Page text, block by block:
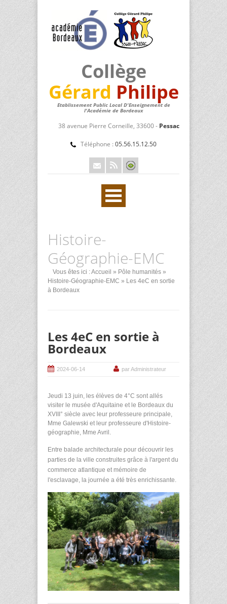
Collège
Gérard Philipe
Etablissement Public Local D'Enseignement de
l'Académie de Bordeaux
38 avenue Pierre Corneille, 33600 - Pessac
Téléphone : 05.56.15.12.50
Histoire-
Géographie-EMC
Vous êtes ici :Accueil » Pôle humanités »
Histoire-Géographie-EMC » Les 4eC en sortie
à Bordeaux
Les 4eC en sortie à
Bordeaux
2024-06-14 par Administrateur
Jeudi 13 juin, les élèves de 4°C sont allés
visiter le musée d'Aquitaine et le Bordeaux du
XVIII° siècle avec leur professeure principale,
Mme Galewski et leur professeure d'Histoire-
géographie, Mme Avril.
Entre balade architecturale pour découvrir les
parties de la ville construites grâce à l'argent du
commerce atlantique et mémoire de
l'esclavage, la journée a été très enrichissante.